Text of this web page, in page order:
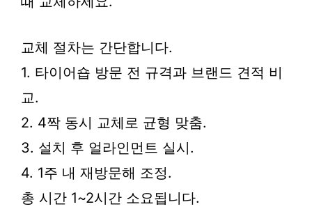
교체 절차는 간단합니다.
1. 타이어숍 방문 전 규격과 브랜드 견적 비
교.
2. 4짝 동시 교체로 균형 맞춤.
3. 설치 후 얼라인먼트 실시.
4. 1주 내 재방문해 조정.
총 시간 1~2시간 소요됩니다.